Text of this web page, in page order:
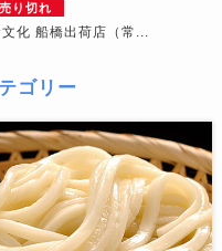
売り切れ
化 船橋出荷店（常...
ゴリー